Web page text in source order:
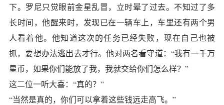
下。罗尼只觉眼前金星乱冒，立时晕了过去。不知过了多
长时间，他醒来时，发现已在一辆车上，车里还有两个男
人看着他。他知道这次的任务已经失败，现在自己也被
抓，要想办法逃出去才行。他对两名看守道：“我有一千万
星币，如果你们能放了我，我就交给你们怎么样？”
这二位一听大喜：“真的？”
“当然是真的，你们可以拿着这些钱远走高飞。”